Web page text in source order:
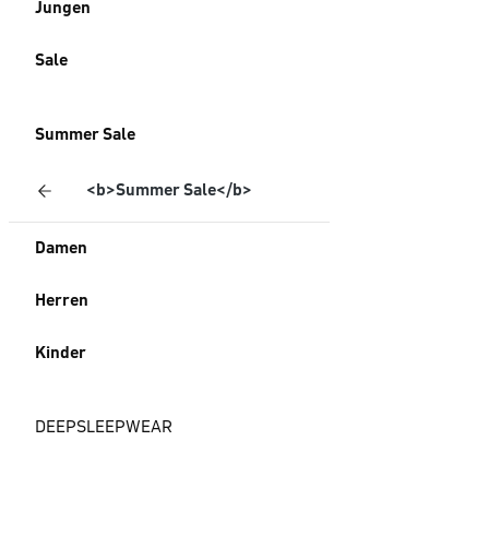
Jungen
Sale
Summer Sale
<b>Summer Sale</b>
Damen
Herren
Kinder
DEEPSLEEPWEAR